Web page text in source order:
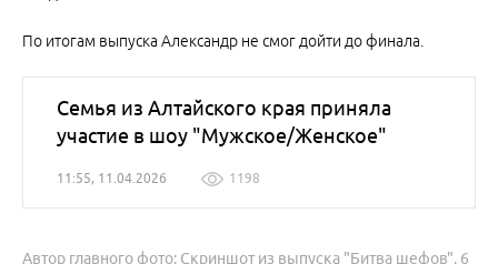
По итогам выпуска Александр не смог дойти до финала.
Семья из Алтайского края приняла
участие в шоу "Мужское/Женское"
11:55, 11.04.2026 1198
Автор главного фото: Скриншот из выпуска "Битва шефов", 6